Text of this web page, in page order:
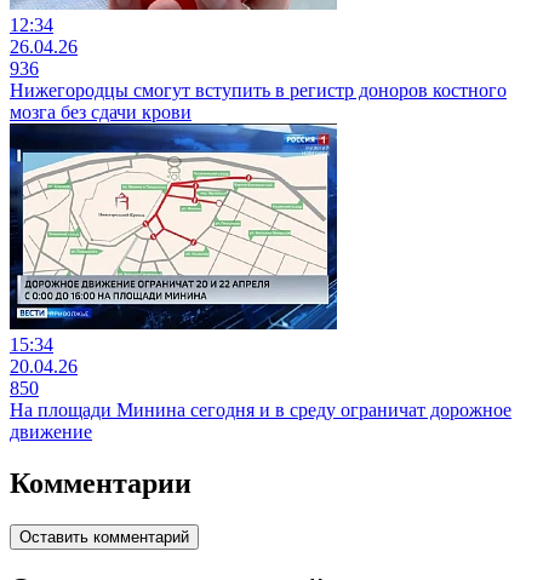
12:34
26.04.26
936
Нижегородцы смогут вступить в регистр доноров костного
мозга без сдачи крови
15:34
20.04.26
850
На площади Минина сегодня и в среду ограничат дорожное
движение
Комментарии
Оставить комментарий